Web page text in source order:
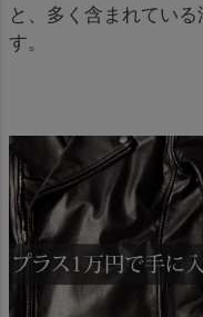
と、多く含まれてい
す。